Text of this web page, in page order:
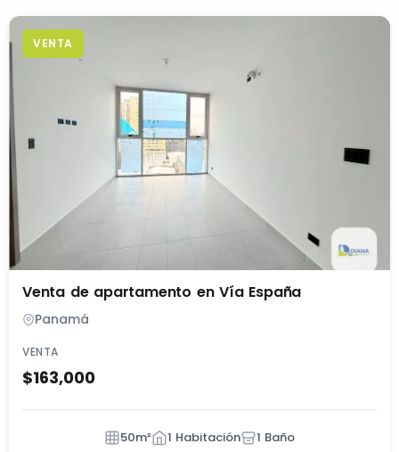
VENTA
Venta de apartamento en Vía España
Panamá
VENTA
$163,000
50m² 1 Habitación 1 Baño